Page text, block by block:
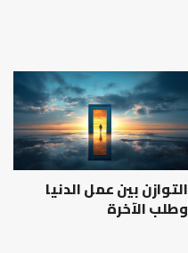
التوازن بين عمل الدنيا
وطلب الآخرة